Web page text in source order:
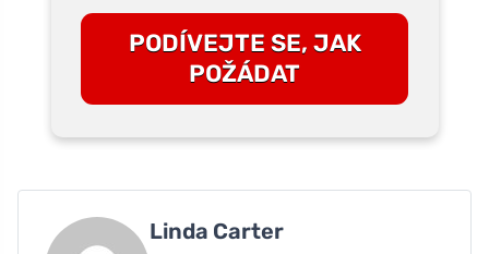
PODÍVEJTE SE, JAK
POŽÁDAT
Linda Carter